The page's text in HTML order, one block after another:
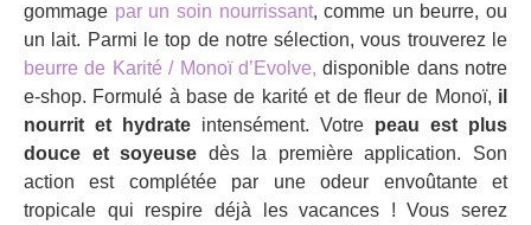
gommage par un soin nourrissant, comme un beurre, ou
un lait. Parmi le top de notre sélection, vous trouverez le
beurre de Karité / Monoï d’Evolve, disponible dans notre
e-shop. Formulé à base de karité et de fleur de Monoï, il
nourrit et hydrate intensément. Votre peau est plus
douce et soyeuse dès la première application. Son
action est complétée par une odeur envoûtante et
tropicale qui respire déjà les vacances ! Vous serez